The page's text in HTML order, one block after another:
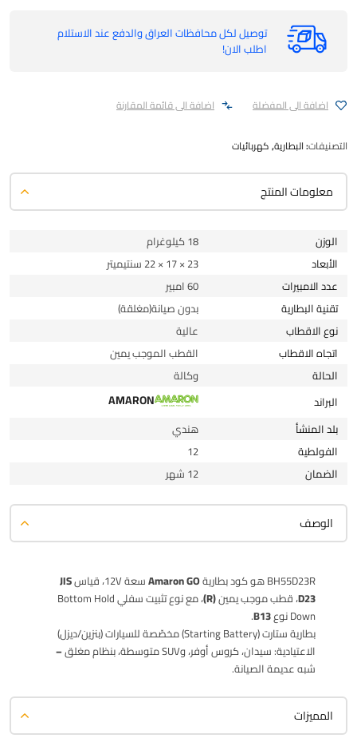
توصيل لكل محافظات العراق والدفع عند الاستلام
اطلب الان!
اضافة الى المفضلة اضافة الى قائمة المقارنة
التصنيفات:البطارية,كهربائيات
معلومات المنتج
الوزن
18 كيلوغرام
الأبعاد
23 × 17 × 22 سنتيميتر
عدد الامبيرات
60 امبير
تقنية البطارية
بدون صيانة(مغلقة)
نوع الاقطاب
عالية
اتجاه الاقطاب
القطب الموجب يمين
الحالة
وكالة
البراند
AMARON
بلد المنشأ
هندي
الفولطية
12
الضمان
12 شهر
الوصف
BH55D23R هو كود بطارية Amaron GOسعة 12V، قياس
JIS
D23، قطب موجب يمين(R)
، مع نوع تثبيت سفلي Bottom Hold
Down نوع
B13
.
بطارية ستارت (Starting Battery) مخصّصة للسيارات (بنزين/ديزل)
الاعتيادية: سيدان، كروس أوفر، وSUV متوسطة، بنظام
مغلق –
شبه عديمة الصيانة.
المميزات